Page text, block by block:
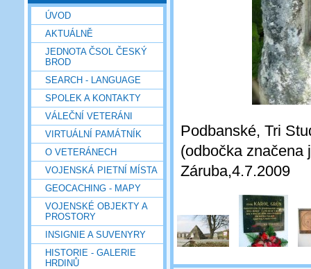
ÚVOD
AKTUÁLNĚ
JEDNOTA ČSOL ČESKÝ
BROD
SEARCH - LANGUAGE
SPOLEK A KONTAKTY
VÁLEČNÍ VETERÁNI
VIRTUÁLNÍ PAMÁTNÍK
O VETERÁNECH
VOJENSKÁ PIETNÍ MÍSTA
GEOCACHING - MAPY
VOJENSKÉ OBJEKTY A
PROSTORY
INSIGNIE A SUVENYRY
HISTORIE - GALERIE
HRDINŮ
Podbanské, Tri
(odbočka značena
Záruba,4.7.2009